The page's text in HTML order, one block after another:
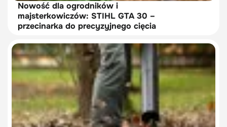
Nowość dla ogrodników i
majsterkowiczów: STIHL GTA 30 –
przecinarka do precyzyjnego cięcia